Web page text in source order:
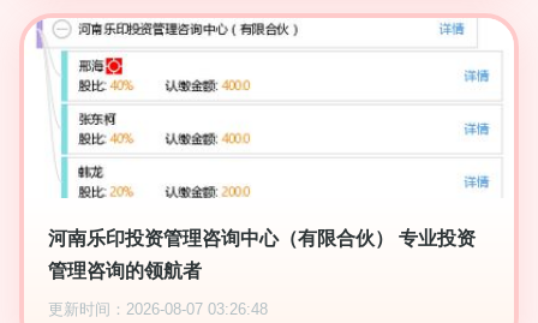
河南乐印投资管理咨询中心（有限合伙） 专业投资
管理咨询的领航者
更新时间：2026-08-07 03:26:48